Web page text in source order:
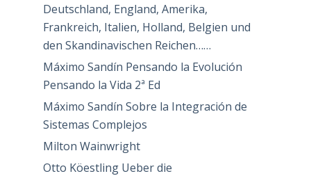
Deutschland, England, Amerika,
Frankreich, Italien, Holland, Belgien und
den Skandinavischen Reichen……
Máximo Sandín Pensando la Evolución
Pensando la Vida 2ª Ed
Máximo Sandín Sobre la Integración de
Sistemas Complejos
Milton Wainwright
Otto Köestling Ueber die